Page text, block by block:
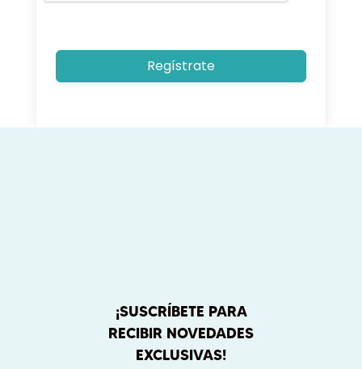
Regístrate
¡SUSCRÍBETE PARA
RECIBIR NOVEDADES
EXCLUSIVAS!